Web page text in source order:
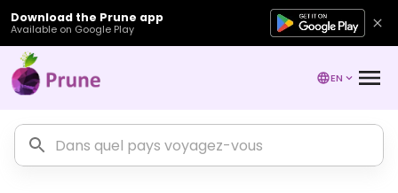
Download the Prune app
Available on Google Play
EN